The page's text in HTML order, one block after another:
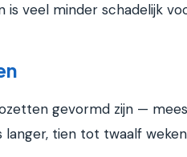
is veel minder schadelijk
gevormd zijn —
tien tot twaalf